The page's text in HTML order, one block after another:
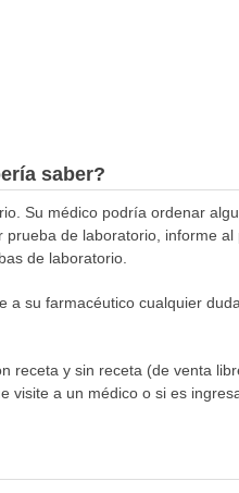
saber?
Su médico podría ordenar
de laboratorio, informe
de laboratorio.
a su farmacéutico cualquier
receta y sin receta (de venta
visite a un médico o si es